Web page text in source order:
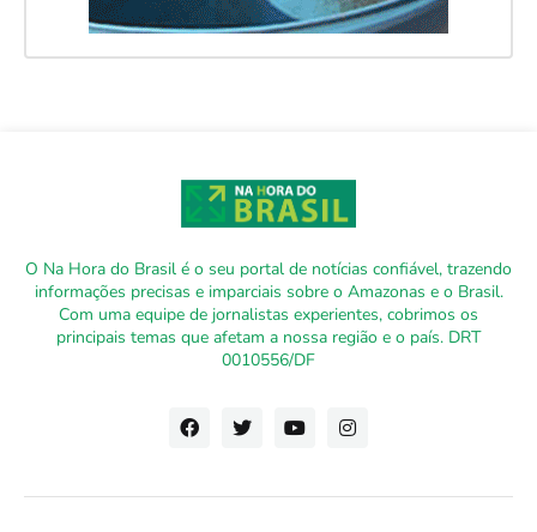
O Na Hora do Brasil é o seu portal de notícias confiável, trazendo
informações precisas e imparciais sobre o Amazonas e o Brasil.
Com uma equipe de jornalistas experientes, cobrimos os
principais temas que afetam a nossa região e o país. DRT
0010556/DF